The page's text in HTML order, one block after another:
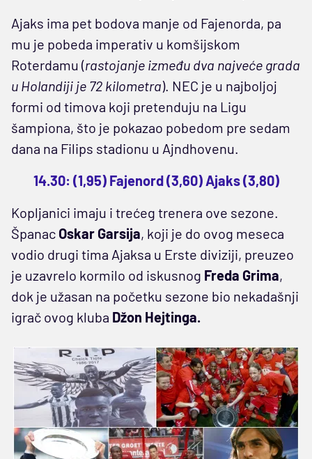
Ajaks ima pet bodova manje od Fajenorda, pa
mu je pobeda imperativ u komšijskom
Roterdamu (rastojanje između dva najveće grada
u Holandiji je 72 kilometra). NEC je u najboljoj
formi od timova koji pretenduju na Ligu
šampiona, što je pokazao pobedom pre sedam
dana na Filips stadionu u Ajndhovenu.
14.30: (1,95) Fajenord (3,60) Ajaks (3,80)
Kopljanici imaju i trećeg trenera ove sezone.
Španac Oskar Garsija, koji je do ovog meseca
vodio drugi tima Ajaksa u Erste diviziji, preuzeo
je uzavrelo kormilo od iskusnog Freda Grima,
dok je užasan na početku sezone bio nekadašnji
igrač ovog kluba Džon Hejtinga.